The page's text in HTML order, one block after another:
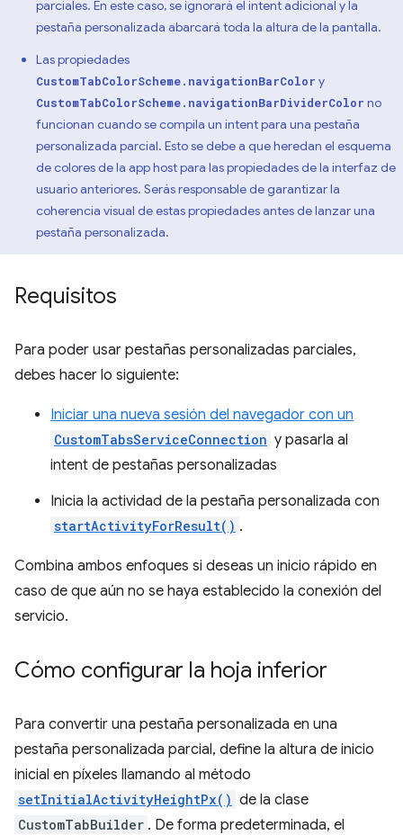
parciales. En este caso, se ignorará el intent adicional y la
pestaña personalizada abarcará toda la altura de la pantalla.
Las propiedades
CustomTabColorScheme.navigationBarColor y
CustomTabColorScheme.navigationBarDividerColor no
funcionan cuando se compila un intent para una pestaña
personalizada parcial. Esto se debe a que heredan el esquema
de colores de la app host para las propiedades de la interfaz de
usuario anteriores. Serás responsable de garantizar la
coherencia visual de estas propiedades antes de lanzar una
pestaña personalizada.
Requisitos
Para poder usar pestañas personalizadas parciales,
debes hacer lo siguiente:
Iniciar una nueva sesión del navegador con un
CustomTabsServiceConnection y pasarla al
intent de pestañas personalizadas
Inicia la actividad de la pestaña personalizada con
startActivityForResult() .
Combina ambos enfoques si deseas un inicio rápido en
caso de que aún no se haya establecido la conexión del
servicio.
Cómo configurar la hoja inferior
Para convertir una pestaña personalizada en una
pestaña personalizada parcial, define la altura de inicio
inicial en píxeles llamando al método
setInitialActivityHeightPx() de la clase
CustomTabBuilder . De forma predeterminada, el